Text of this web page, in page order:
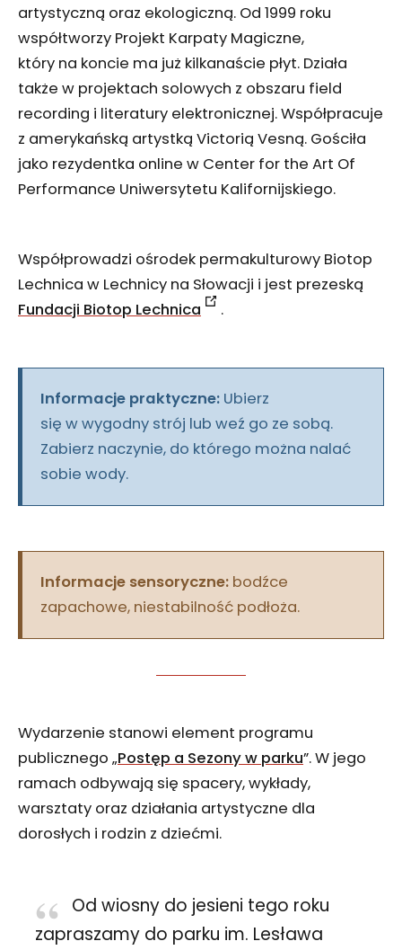
artystyczną oraz ekologiczną. Od 1999 roku
współtworzy Projekt Karpaty Magiczne,
który na koncie ma już kilkanaście płyt. Działa
także w projektach solowych z obszaru field
recording i literatury elektronicznej. Współpracuje
z amerykańską artystką Victorią Vesną. Gościła
jako rezydentka online w Center for the Art Of
Performance Uniwersytetu Kalifornijskiego.
Współprowadzi ośrodek permakulturowy Biotop
Lechnica w Lechnicy na Słowacji i jest prezeską
Fundacji Biotop Lechnica
.
Informacje praktyczne: Ubierz
się w wygodny strój lub weź go ze sobą.
Zabierz naczynie, do którego można nalać
sobie wody.
Informacje sensoryczne: bodźce
zapachowe, niestabilność podłoża.
Wydarzenie stanowi element programu
publicznego „Postęp a Sezony w parku”. W jego
ramach odbywają się spacery, wykłady,
warsztaty oraz działania artystyczne dla
dorosłych i rodzin z dziećmi.
Od wiosny do jesieni tego roku
zapraszamy do parku im. Lesława